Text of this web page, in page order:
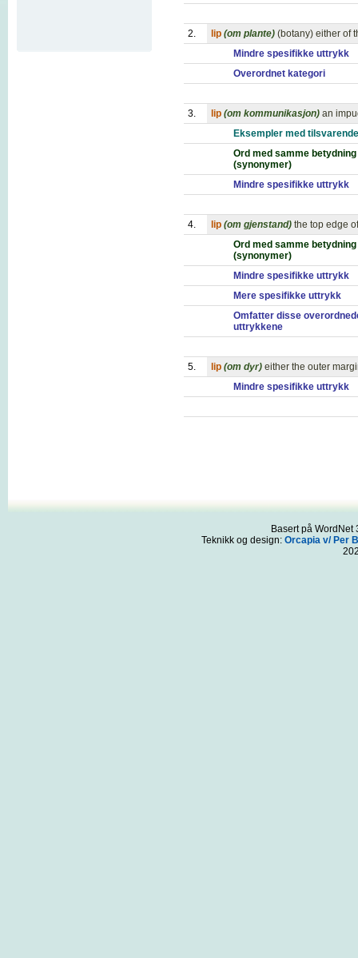
2. lip (om plante) (botany) either of
Mindre spesifikke uttrykk
Overordnet kategori
3. lip (om kommunikasjon) an
Eksempler med
Ord med samme betydning
(synonymer)
Mindre spesifikke uttrykk
4. lip (om gjenstand) the top edge
Ord med samme betydning
(synonymer)
Mindre spesifikke uttrykk
Mere spesifikke uttrykk
Omfatter disse
uttrykkene
5. lip (om dyr) either the outer
Mindre spesifikke uttrykk
Basert på
Teknikk og design: Orcapia v/ Per